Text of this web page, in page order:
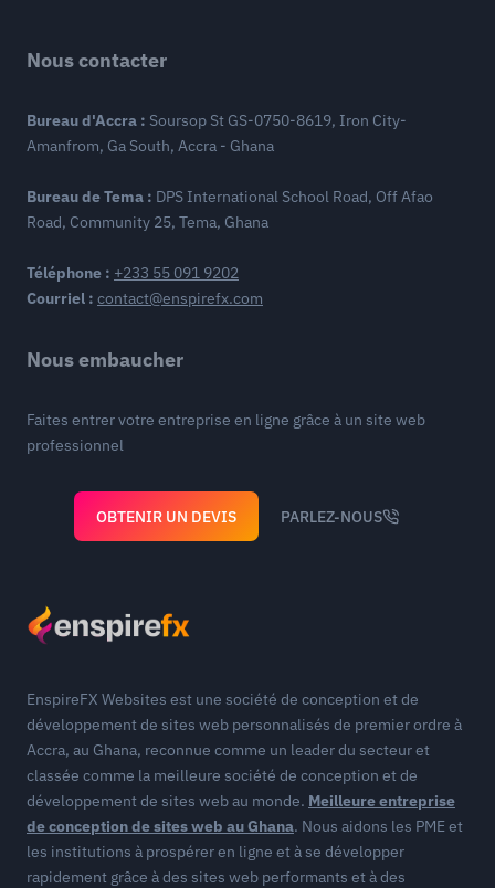
Nous contacter
Bureau d'Accra : Soursop St GS-0750-8619, Iron City-
Amanfrom, Ga South, Accra - Ghana
Bureau de Tema : DPS International School Road, Off Afao
Road, Community 25, Tema, Ghana
Téléphone : +233 55 091 9202
Courriel : contact@enspirefx.com
Nous embaucher
Faites entrer votre entreprise en ligne grâce à un site web
professionnel
OBTENIR UN DEVIS PARLEZ-NOUS
EnspireFX Websites est une société de conception et de
développement de sites web personnalisés de premier ordre à
Accra, au Ghana, reconnue comme un leader du secteur et
classée comme la meilleure société de conception et de
développement de sites web au monde. Meilleure entreprise
de conception de sites web au Ghana. Nous aidons les PME et
les institutions à prospérer en ligne et à se développer
rapidement grâce à des sites web performants et à des